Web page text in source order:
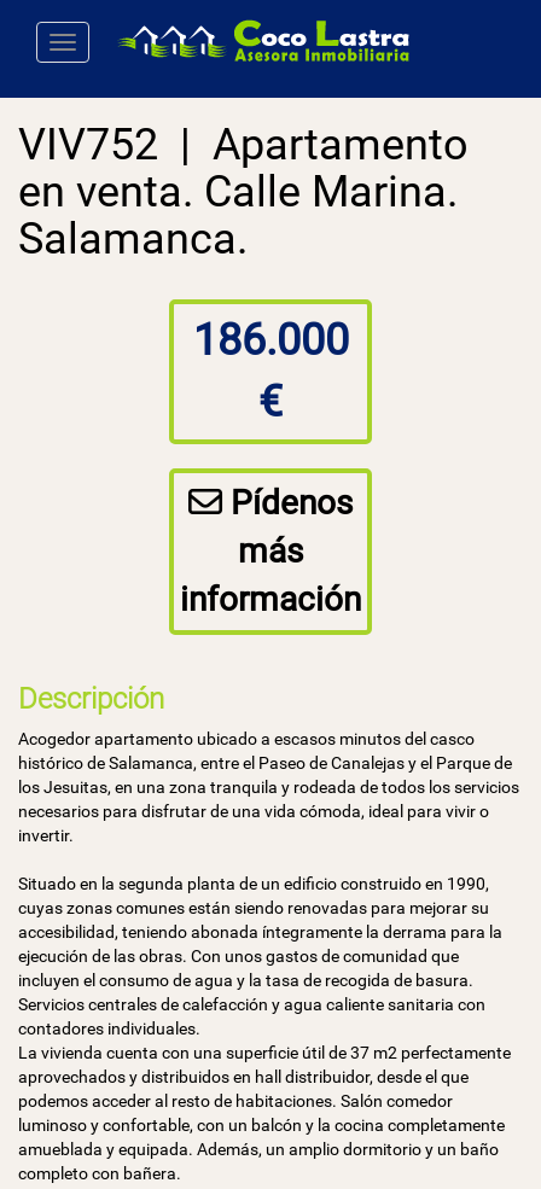
Toggle navigation
VIV752 | Apartamento
en venta. Calle Marina.
Salamanca.
186.000
€
Pídenos
más
información
Descripción
Acogedor apartamento ubicado a escasos minutos del casco
histórico de Salamanca, entre el Paseo de Canalejas y el Parque de
los Jesuitas, en una zona tranquila y rodeada de todos los servicios
necesarios para disfrutar de una vida cómoda, ideal para vivir o
invertir.
Situado en la segunda planta de un edificio construido en 1990,
cuyas zonas comunes están siendo renovadas para mejorar su
accesibilidad, teniendo abonada íntegramente la derrama para la
ejecución de las obras. Con unos gastos de comunidad que
incluyen el consumo de agua y la tasa de recogida de basura.
Servicios centrales de calefacción y agua caliente sanitaria con
contadores individuales.
La vivienda cuenta con una superficie útil de 37 m2 perfectamente
aprovechados y distribuidos en hall distribuidor, desde el que
podemos acceder al resto de habitaciones. Salón comedor
luminoso y confortable, con un balcón y la cocina completamente
amueblada y equipada. Además, un amplio dormitorio y un baño
completo con bañera.